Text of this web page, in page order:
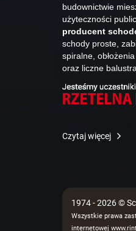
budownictwie
użyteczności
producent
schody proste,
spiralne,
oraz liczne
Czytaj więcej
1974 - 2026 ©
Wszystkie prawa
internetowej